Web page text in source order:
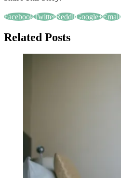
FacebookTwitterRedditGoogle+Email
Related Posts